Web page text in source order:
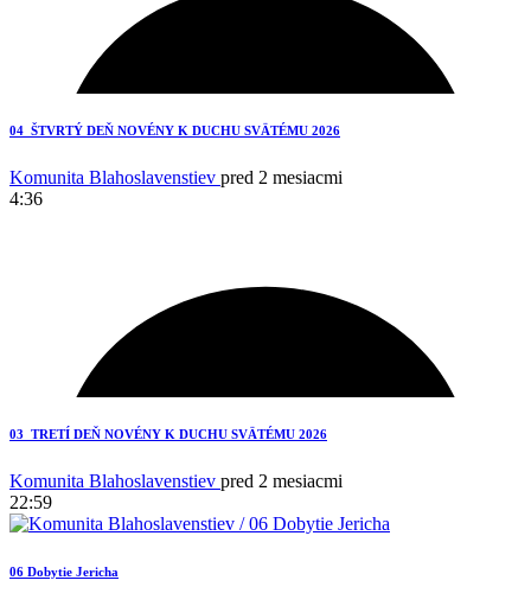
5
2
04_ŠTVRTÝ DEŇ NOVÉNY K DUCHU SVÄTÉMU 2026
Komunita Blahoslavenstiev pred 2 mesiacmi
4:36
03_TRETÍ DEŇ NOVÉNY K DUCHU SVÄTÉMU 2026
Komunita Blahoslavenstiev pred 2 mesiacmi
22:59
06 Dobytie Jericha